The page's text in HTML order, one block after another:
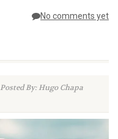
No comments yet
Posted By: Hugo Chapa